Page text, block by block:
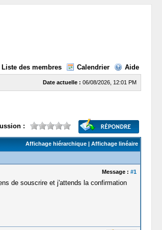
Liste des membres Calendrier Aide
Date actuelle : 06/08/2026, 12:01 PM
:
Affichage hiérarchique| Affichage linéaire
Message : #1
de souscrire et j'attends la confirmation